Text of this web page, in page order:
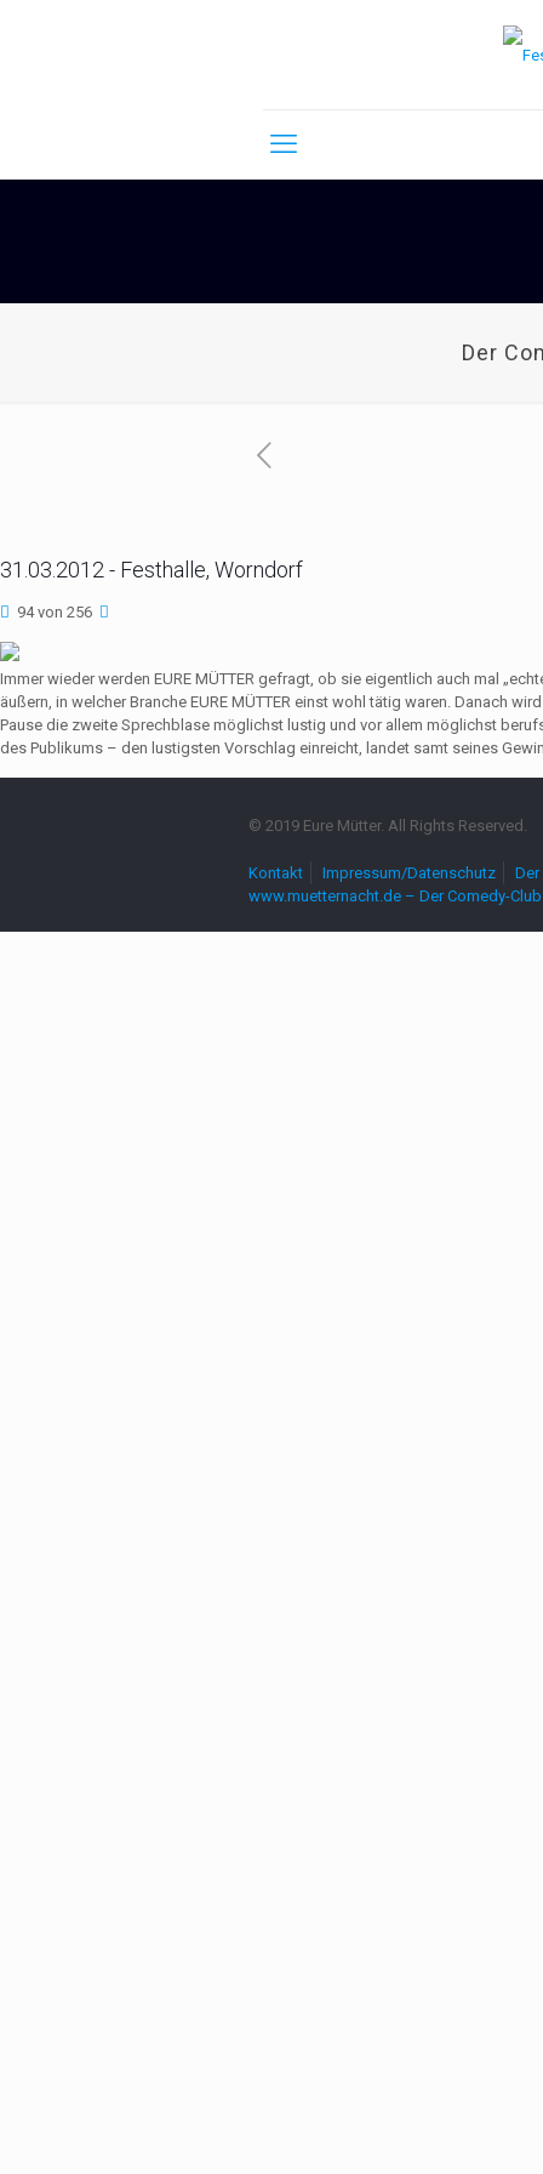
Der
31.03.2012 - Festhalle, Worndorf
94 von 256
Immer wieder werden EURE MÜTTER gefragt, ob sie eigentlich auch mal
äußern, in welcher Branche EURE MÜTTER einst wohl tätig waren. Danach
Pause die zweite Sprechblase möglichst lustig und vor allem möglichst
des Publikums – den lustigsten Vorschlag einreicht, landet samt seines
© 2019 Eure Mütter. All Rights Reserved.
Kontakt Impressum/Datenschutz
www.muetternacht.de – Der Comedy-Club